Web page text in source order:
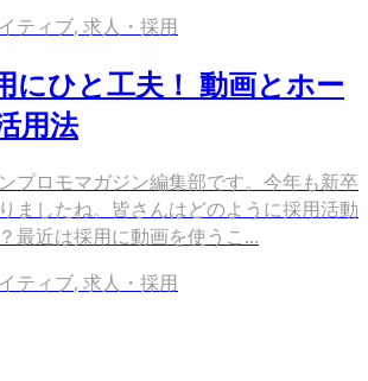
ティブ, 求人・採用
にひと工夫！ 動画とホー
用法
プロモマガジン編集部です。今年も新卒
ましたね。皆さんはどのように採用活動
最近は採用に動画を使うこ...
ティブ, 求人・採用